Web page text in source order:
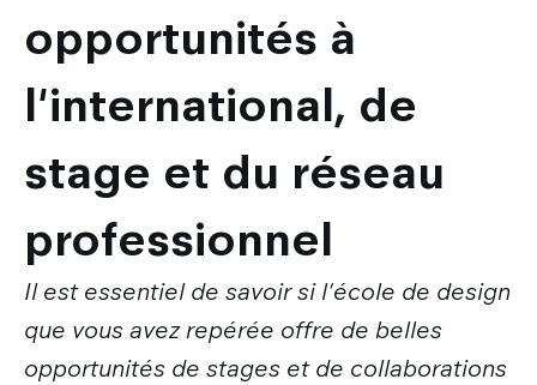
opportunités à
l'international, de
stage et du réseau
professionnel
Il est essentiel de savoir si l'école de design
que vous avez repérée offre de belles
opportunités de stages et de collaborations